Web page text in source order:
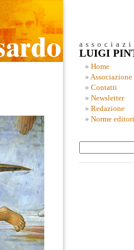
LUIGI
Home
Associazione
Contatti
Newsletter
Redazione
Norme